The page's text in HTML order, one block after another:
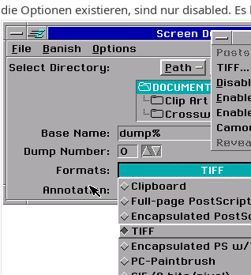
die Optionen existieren, sind nur disabled.